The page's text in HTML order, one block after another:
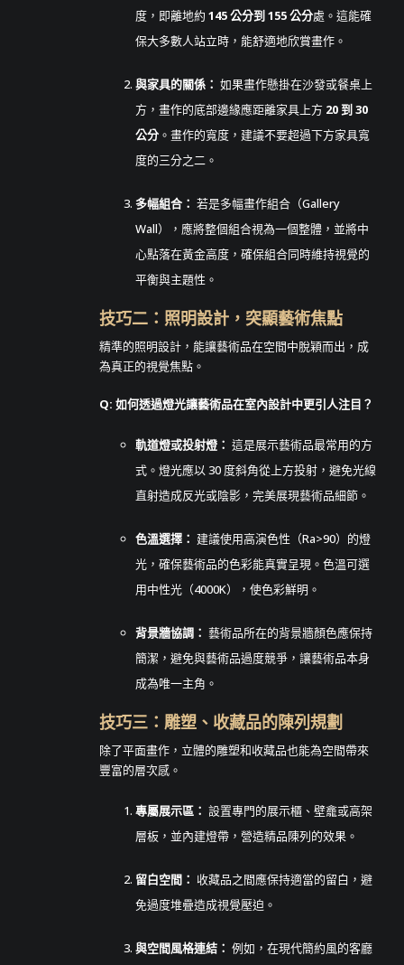
度，即離地約 145 公分到 155 公分處。這能確
保大多數人站立時，能舒適地欣賞畫作。
與家具的關係： 如果畫作懸掛在沙發或餐桌上
方，畫作的底部邊緣應距離家具上方 20 到 30
公分 。畫作的寬度，建議不要超過下方家具寬
度的三分之二。
多幅組合： 若是多幅畫作組合（Gallery
Wall），應將整個組合視為一個整體，並將中
心點落在黃金高度，確保組合同時維持視覺的
平衡與主題性。
技巧二：照明設計，突顯藝術焦點
精準的照明設計，能讓藝術品在空間中脫穎而出，成
為真正的視覺焦點。
Q: 如何透過燈光讓藝術品在室內設計中更引人注目？
軌道燈或投射燈： 這是展示藝術品最常用的方
式。燈光應以 30 度斜角從上方投射，避免光線
直射造成反光或陰影，完美展現藝術品細節。
色溫選擇： 建議使用高演色性（Ra>90）的燈
光，確保藝術品的色彩能真實呈現。色溫可選
用中性光（4000K），使色彩鮮明。
背景牆協調： 藝術品所在的背景牆顏色應保持
簡潔，避免與藝術品過度競爭，讓藝術品本身
成為唯一主角。
技巧三：雕塑、收藏品的陳列規劃
除了平面畫作，立體的雕塑和收藏品也能為空間帶來
豐富的層次感。
專屬展示區： 設置專門的展示櫃、壁龕或高架
層板，並內建燈帶，營造精品陳列的效果。
留白空間： 收藏品之間應保持適當的留白，避
免過度堆疊造成視覺壓迫。
與空間風格連結： 例如，在現代簡約風的客廳